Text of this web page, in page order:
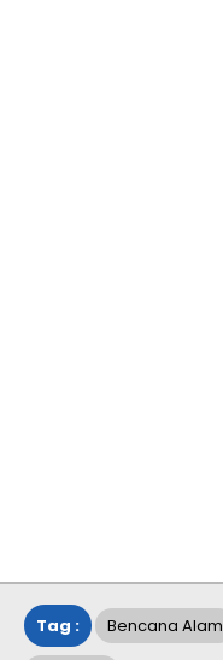
Tag : Bencana Alam